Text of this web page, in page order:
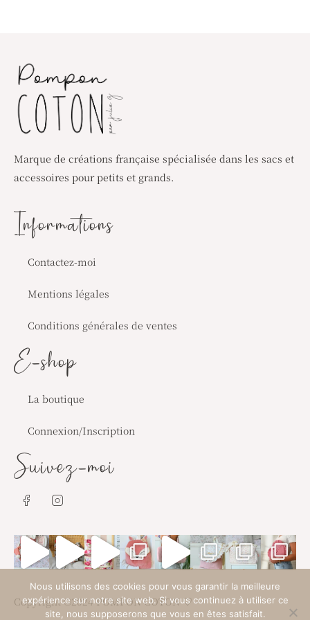
Marque de créations française spécialisée dans les sacs et
accessoires pour petits et grands.
Informations
Contactez-moi
Mentions légales
Conditions générales de ventes
E-shop
La boutique
Connexion/Inscription
Suivez-moi
J
k
-
f
c
e
b
o
J
k
-
i
s
t
a
g
Copyright ©2024 POMPON COTON ♡
Nous utilisons des cookies pour vous garantir la meilleure
expérience sur notre site web. Si vous continuez à utiliser ce
site, nous supposerons que vous en êtes satisfait.